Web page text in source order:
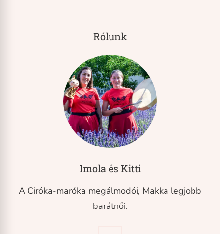
Rólunk
Imola és Kitti
A Ciróka-maróka megálmodói, Makka legjobb
barátnői.